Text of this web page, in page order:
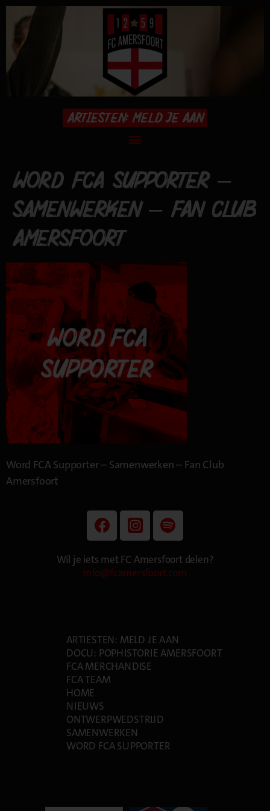
ARTIESTEN: MELD JE AAN
WORD FCA SUPPORTER –
SAMENWERKEN – FAN CLUB
AMERSFOORT
Word FCA Supporter – Samenwerken – Fan Club
Amersfoort
Wil je iets met FC Amersfoort delen?
info@fcamersfoort.com
ARTIESTEN: MELD JE AAN
DOCU: POPHISTORIE AMERSFOORT
FCA MERCHANDISE
FCA TEAM
HOME
NIEUWS
ONTWERPWEDSTRIJD
SAMENWERKEN
WORD FCA SUPPORTER